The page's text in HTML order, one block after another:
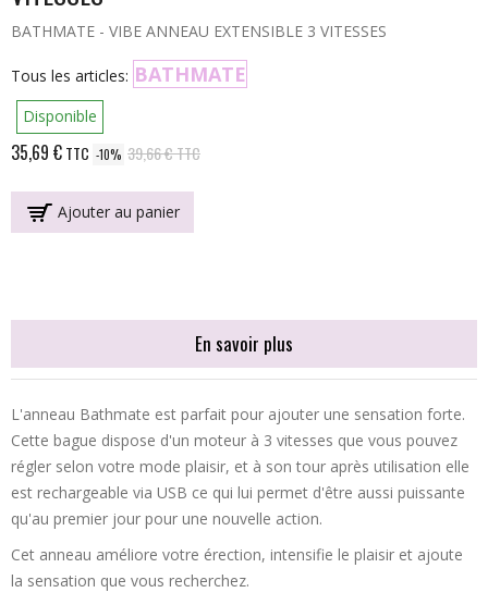
BATHMATE - VIBE ANNEAU EXTENSIBLE 3 VITESSES
Tous les articles: BATHMATE
Disponible
35,69 €TTC -10% 39,66 €TTC
Ajouter au panier
En savoir plus
L'anneau Bathmate est parfait pour ajouter une sensation forte.
Cette bague dispose d'un moteur à 3 vitesses que vous pouvez
régler selon votre mode plaisir, et à son tour après utilisation elle
est rechargeable via USB ce qui lui permet d'être aussi puissante
qu'au premier jour pour une nouvelle action.
Cet anneau améliore votre érection, intensifie le plaisir et ajoute
la sensation que vous recherchez.